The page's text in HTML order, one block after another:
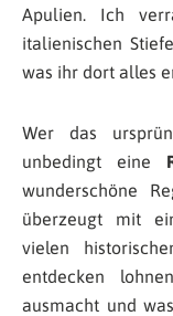
Apulien. Ich
italienischen
was ihr dort alles
Wer das
unbedingt eine
wunderschöne
überzeugt mit
vielen
entdecken
ausmacht und